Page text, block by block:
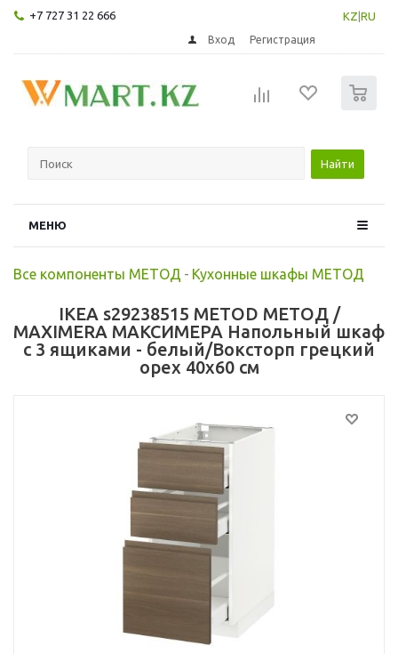
+7 727 31 22 666 KZ RU
Вход Регистрация
Найти
МЕНЮ
Все компоненты МЕТОД - Кухонные шкафы МЕТОД
IKEA s29238515 METOD МЕТОД /
MAXIMERA МАКСИМЕРА Напольный шкаф
с 3 ящиками - белый/Воксторп грецкий
орех 40x60 см